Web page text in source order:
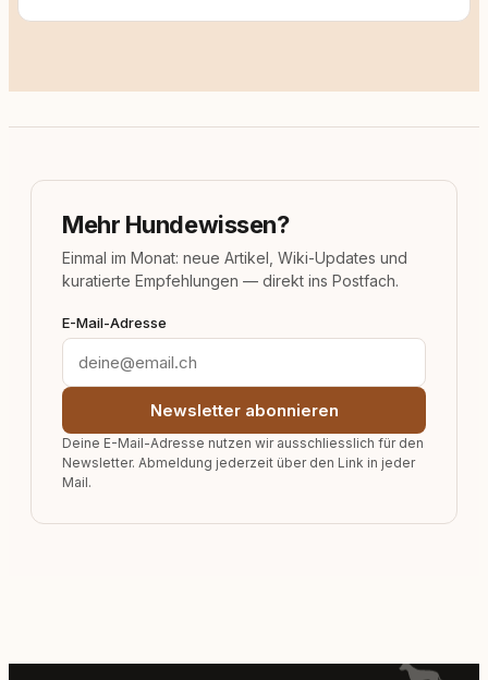
Mehr Hundewissen?
Einmal im Monat: neue Artikel, Wiki-Updates und
kuratierte Empfehlungen — direkt ins Postfach.
E-Mail-Adresse
Newsletter abonnieren
Deine E-Mail-Adresse nutzen wir ausschliesslich für den
Newsletter. Abmeldung jederzeit über den Link in jeder
Mail.